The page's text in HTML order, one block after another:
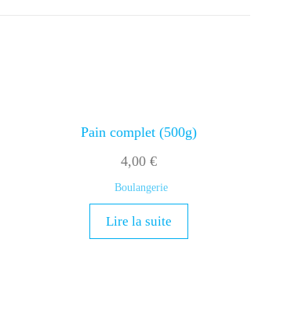
Pain complet (500g)
4,00€
Boulangerie
Lire la suite